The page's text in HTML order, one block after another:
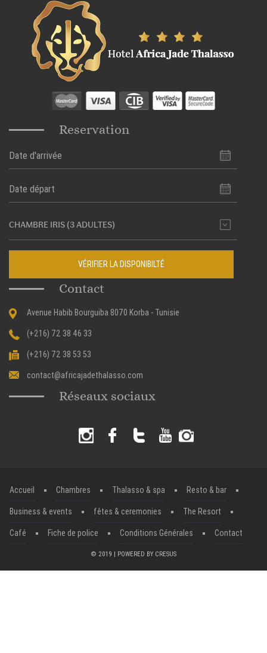
Reservation
VÉRIFIER LA DISPONIBILTÉ
Contact
Avenue Habib Bourguiba 8070 Korba - Tunisie
(+216) 72 38 46 33
(+216) 72 38 53 53
contact@africajadethalasso.com
Réseaux sociaux
Accueil Chambres Thalasso & spa
Resto & bar
Business & events
fêtes & ceremonies
The Resort
Café
Fiche de police Conditions Générales Contact
© 2019 | POWERED BY CRESUS